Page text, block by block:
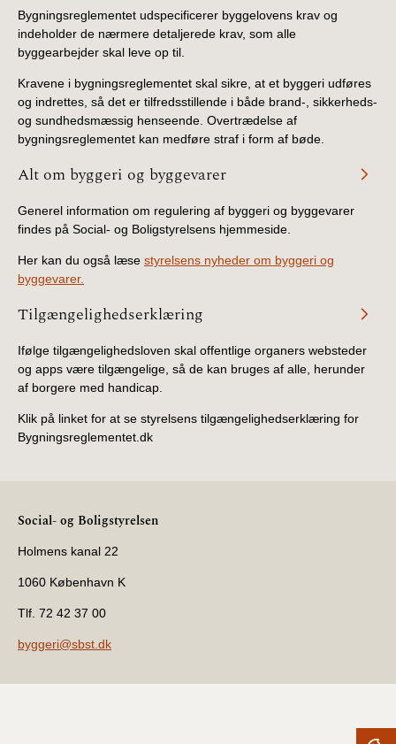
Bygningsreglementet udspecificerer byggelovens krav og
indeholder de nærmere detaljerede krav, som alle
byggearbejder skal leve op til.
Kravene i bygningsreglementet skal sikre, at et byggeri udføres
og indrettes, så det er tilfredsstillende i både brand-, sikkerheds-
og sundhedsmæssig henseende. Overtrædelse af
bygningsreglementet kan medføre straf i form af bøde.
Alt om byggeri og byggevarer
Generel information om regulering af byggeri og byggevarer
findes på Social- og Boligstyrelsens hjemmeside.
Her kan du også læse styrelsens nyheder om byggeri og
byggevarer.
Tilgængelighedserklæring
Ifølge tilgængelighedsloven skal offentlige organers websteder
og apps være tilgængelige, så de kan bruges af alle, herunder
af borgere med handicap.
Klik på linket for at se styrelsens tilgængelighedserklæring for
Bygningsreglementet.dk
Social- og Boligstyrelsen
Holmens kanal 22
1060 København K
Tlf. 72 42 37 00
byggeri@sbst.dk